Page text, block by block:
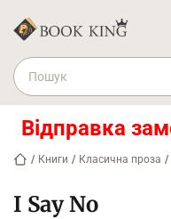
Відправка
/ Книги / Класична проза /
I Say No